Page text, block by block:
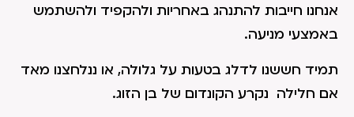
אנחנו חייבות להתנהג באחריות ולהקפיד ולהשתמש
באמצעי מניעה.
תמיד חששנו לדלג בטעות על גלולה, או ננלחצנו מאד
אם חלילה נקרע הקונדום של בן הזוג.